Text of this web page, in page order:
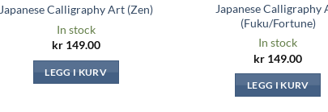
Japanese Calligraphy Art (Zen)
In stock
kr149.00
LEGG I KURV
Japanese Calligraphy
(Fuku/Fortune)
In stock
kr 149.00
LEGG I KURV